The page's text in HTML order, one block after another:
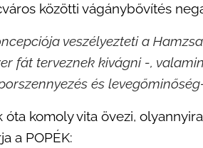
közötti vágánybővítés
veszélyezteti a
fát terveznek kivágni -,
és
komoly vita övezi,
a POPÉK: